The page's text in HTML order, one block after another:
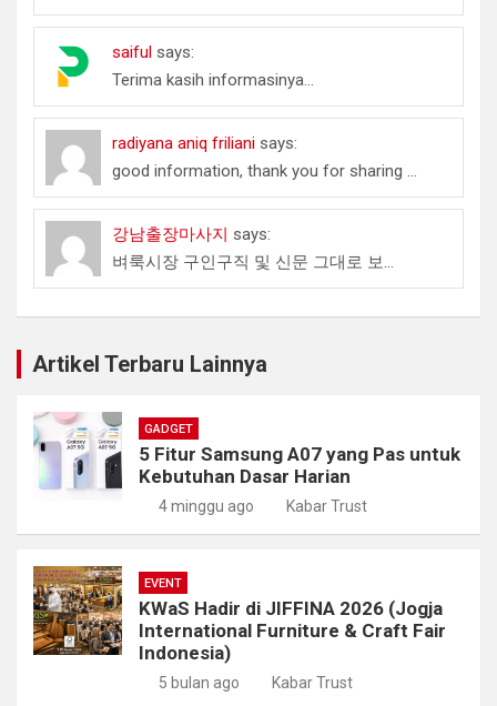
saiful says:
Terima kasih informasinya...
radiyana aniq friliani says:
good information, thank you for sharing ...
강남출장마사지 says:
벼룩시장 구인구직 및 신문 그대로 보...
Artikel Terbaru Lainnya
GADGET
5 Fitur Samsung A07 yang Pas untuk
Kebutuhan Dasar Harian
4 minggu ago Kabar Trust
EVENT
KWaS Hadir di JIFFINA 2026 (Jogja
International Furniture & Craft Fair
Indonesia)
5 bulan ago Kabar Trust